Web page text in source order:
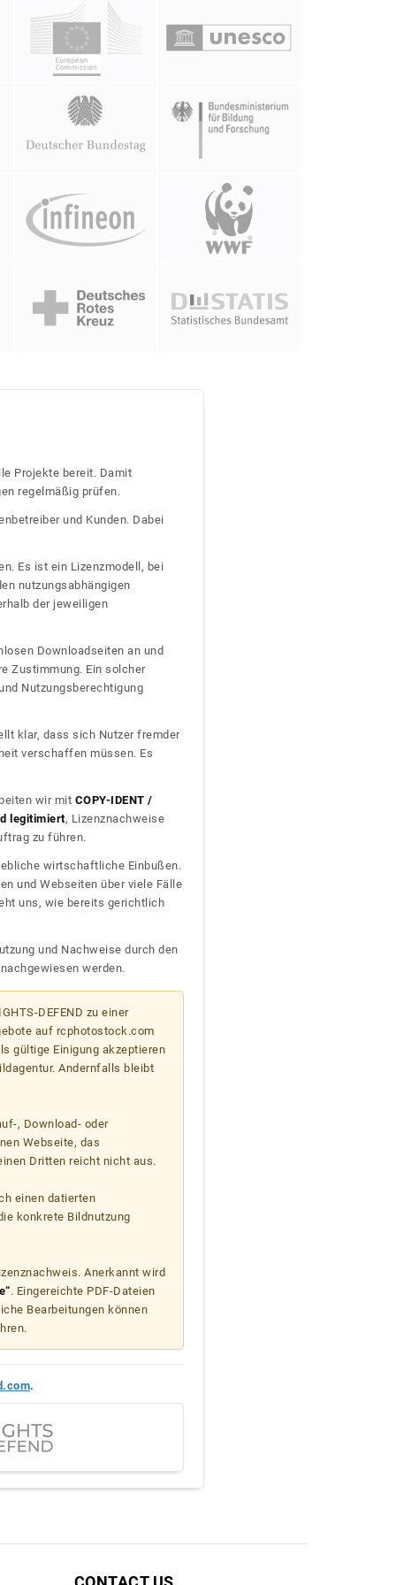
Projekte bereit. Damit
regelmäßig prüfen.
und Kunden. Dabei
Es ist ein Lizenzmodell, bei
nutzungsabhängigen
der jeweiligen
Downloadseiten an und
Zustimmung. Ein solcher
Nutzungsberechtigung
klar, dass sich Nutzer fremder
verschaffen müssen. Es
wir mit COPY-IDENT /
legitimiert, Lizenznachweise
zu führen.
wirtschaftliche Einbußen.
und Webseiten über viele Fälle
uns, wie bereits gerichtlich
und Nachweise durch den
werden.
DEFEND zu einer
auf rcphotostock.com
gültige Einigung akzeptieren
Andernfalls bleibt
, Download- oder
Webseite, das
Dritten reicht nicht aus.
einen datierten
konkrete Bildnutzung
Anerkannt wird
. Eingereichte PDF-Dateien
Bearbeitungen können
.